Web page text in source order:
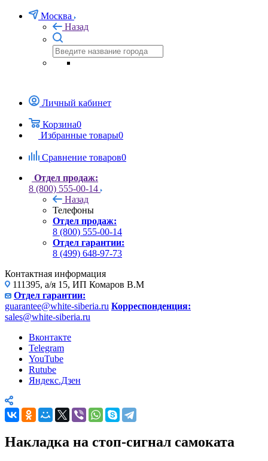
Москва
Назад
Личный кабинет
Корзина0
Избранные товары0
Сравнение товаров0
Отдел продаж:
8 (800) 555-00-14
Назад
Телефоны
Отдел продаж:
8 (800) 555-00-14
Отдел гарантии:
8 (499) 648-97-73
Контактная информация
111395, а/я 15, ИП Комаров В.М
Отдел гарантии:
guarantee@white-siberia.ru Корреспонденция:
sales@white-siberia.ru
Вконтакте
Telegram
YouTube
Rutube
Яндекс.Дзен
Накладка на стоп-сигнал самоката